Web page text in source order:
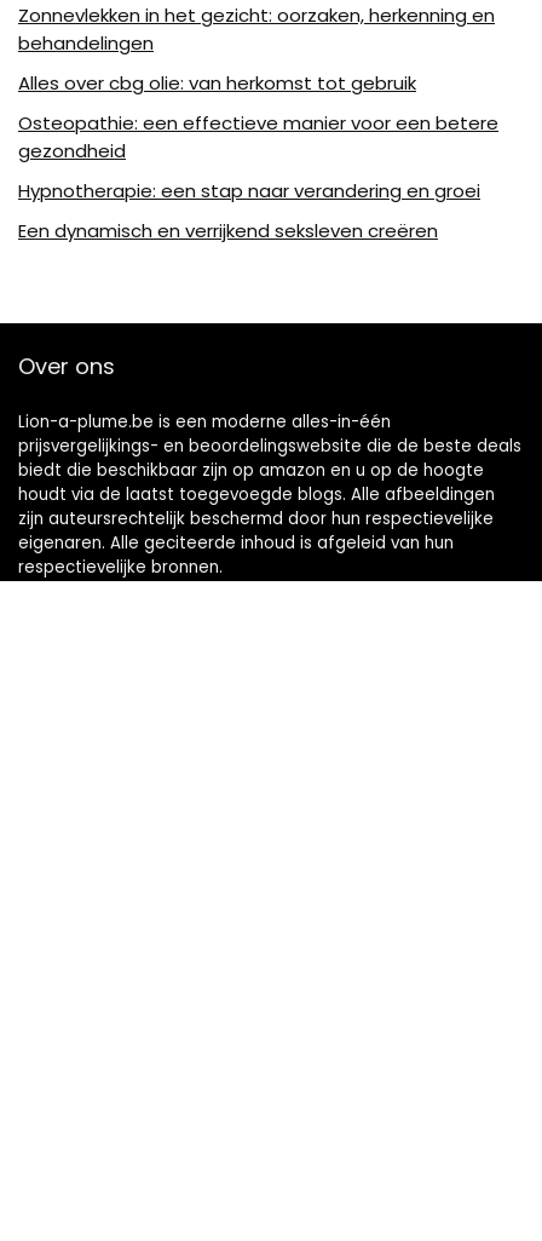
Zonnevlekken in het gezicht: oorzaken, herkenning en
behandelingen
Alles over cbg olie: van herkomst tot gebruik
Osteopathie: een effectieve manier voor een betere
gezondheid
Hypnotherapie: een stap naar verandering en groei
Een dynamisch en verrijkend seksleven creëren
Over ons
Lion-a-plume.be is een moderne alles-in-één
prijsvergelijkings- en beoordelingswebsite die de beste deals
biedt die beschikbaar zijn op amazon en u op de hoogte
houdt via de laatst toegevoegde blogs. Alle afbeeldingen
zijn auteursrechtelijk beschermd door hun respectievelijke
eigenaren. Alle geciteerde inhoud is afgeleid van hun
respectievelijke bronnen.